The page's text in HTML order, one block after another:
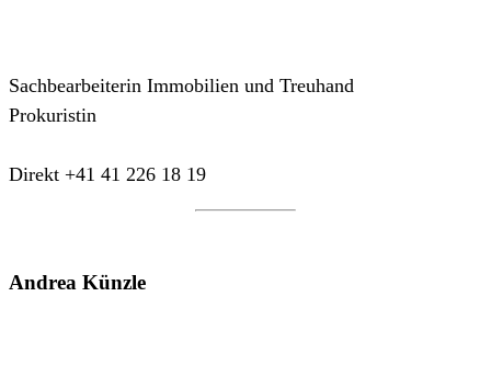
Sachbearbeiterin Immobilien und Treuhand
Prokuristin
Direkt +41 41 226 18 19
Andrea Künzle